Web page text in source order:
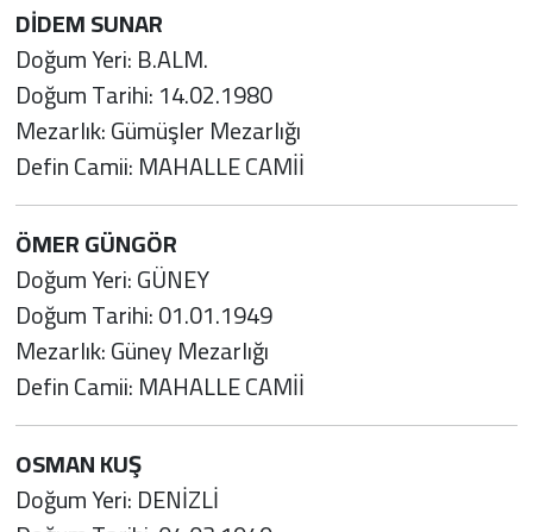
DİDEM SUNAR
Doğum Yeri: B.ALM.
Doğum Tarihi: 14.02.1980
Mezarlık: Gümüşler Mezarlığı
Defin Camii: MAHALLE CAMİİ
ÖMER GÜNGÖR
Doğum Yeri: GÜNEY
Doğum Tarihi: 01.01.1949
Mezarlık: Güney Mezarlığı
Defin Camii: MAHALLE CAMİİ
OSMAN KUŞ
Doğum Yeri: DENİZLİ